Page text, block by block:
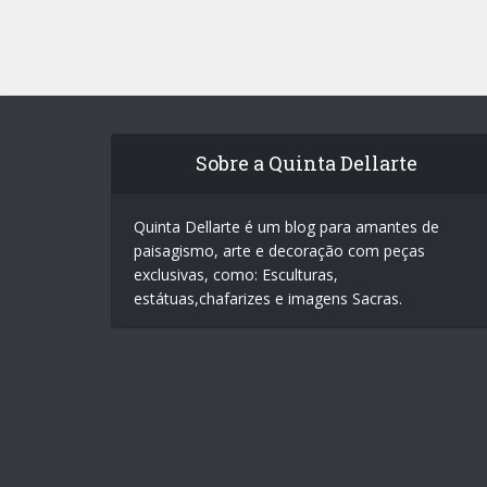
Sobre a Quinta Dellarte
Quinta Dellarte é um blog para amantes de
paisagismo, arte e decoração com peças
exclusivas, como: Esculturas,
estátuas,chafarizes e imagens Sacras.